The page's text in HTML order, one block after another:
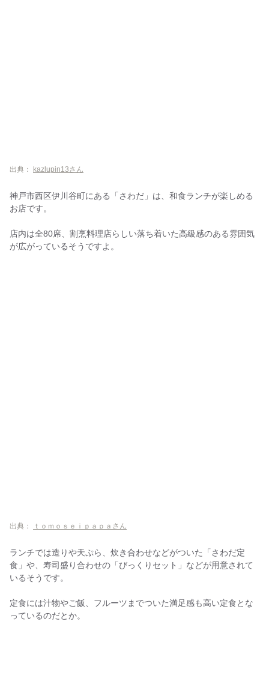
出典： kazlupin13さん
神戸市西区伊川谷町にある「さわだ」は、和食ランチが楽しめる
お店です。
店内は全80席、割烹料理店らしい落ち着いた高級感のある雰囲気
が広がっているそうですよ。
出典： ｔｏｍｏｓｅｉｐａｐａさん
ランチでは造りや天ぷら、炊き合わせなどがついた「さわだ定
食」や、寿司盛り合わせの「びっくりセット」などが用意されて
いるそうです。
定食には汁物やご飯、フルーツまでついた満足感も高い定食とな
っているのだとか。